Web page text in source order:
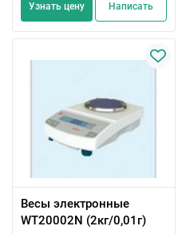
Узнать цену Написать
Весы электронные
WT20002N (2кг/0,01г)